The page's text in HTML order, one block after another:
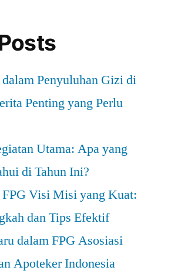
dalam Penyuluhan Gizi di
Penting yang Perlu
Utama: Apa yang
di Tahun Ini?
Visi Misi yang Kuat:
dan Tips Efektif
dalam FPG Asosiasi
Apoteker Indonesia